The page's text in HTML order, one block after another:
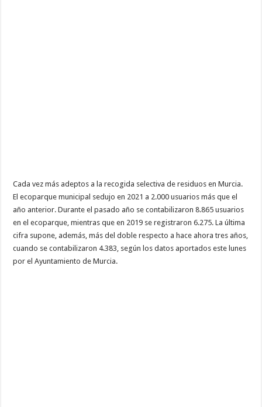
Cada vez más adeptos a la recogida selectiva de residuos en Murcia.
El ecoparque municipal sedujo en 2021 a 2.000 usuarios más que el
año anterior. Durante el pasado año se contabilizaron 8.865 usuarios
en el ecoparque, mientras que en 2019 se registraron 6.275. La última
cifra supone, además, más del doble respecto a hace ahora tres años,
cuando se contabilizaron 4.383, según los datos aportados este lunes
por el Ayuntamiento de Murcia.